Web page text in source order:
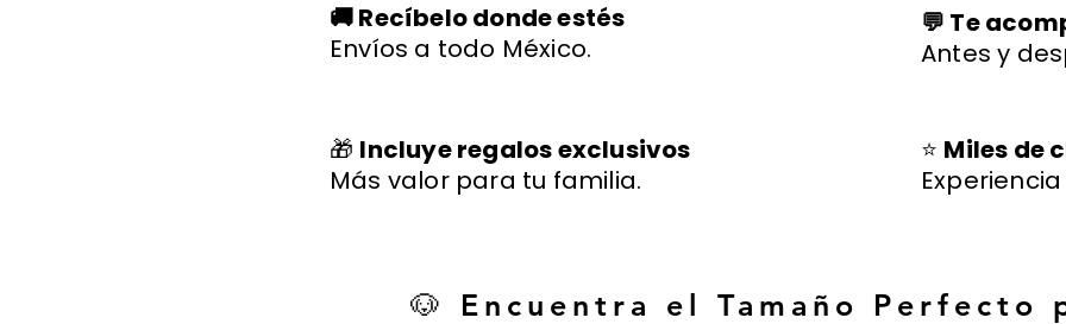
🚚 Recíbelo donde estés
Envíos a todo México.
🎁 Incluye regalos exclusivos
Más valor para tu familia.
💬 Te
Antes y
⭐ Miles de
🐶 Encuentra el Tamaño Perfecto